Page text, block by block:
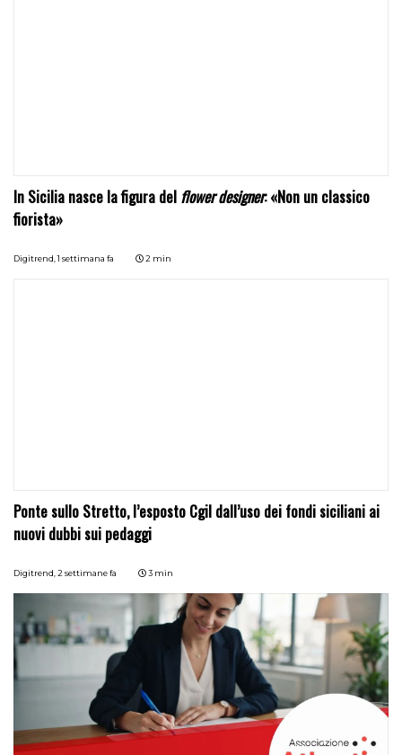
In Sicilia nasce la figura del flower designer: «Non un classico
fiorista»
Digitrend,1 settimana fa 2 min
Ponte sullo Stretto, l’esposto Cgil dall’uso dei fondi siciliani ai
nuovi dubbi sui pedaggi
Digitrend, 2 settimane fa 3 min